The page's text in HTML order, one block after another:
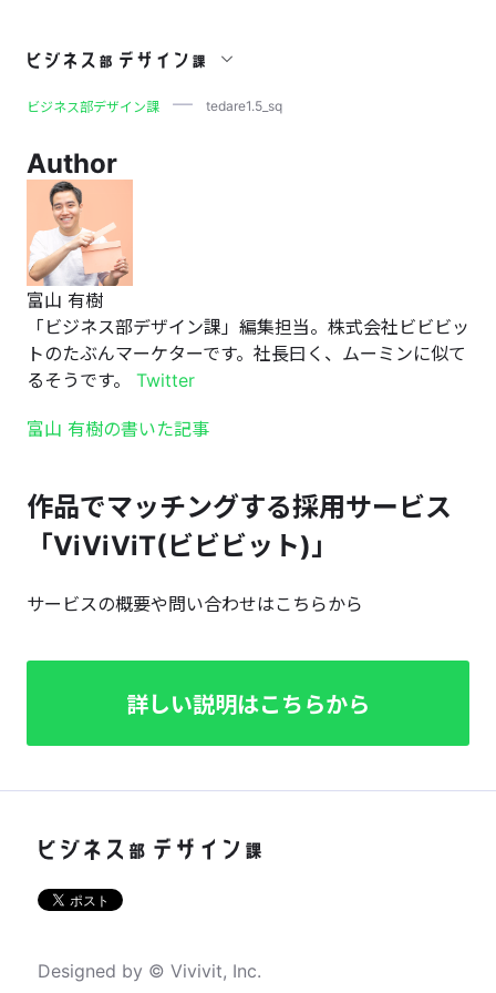
tedare1.5_sq
ビジネス部デザイン課 tedare1.5_sq
Author
富山 有樹
「ビジネス部デザイン課」編集担当。株式会社ビビビッ
トのたぶんマーケターです。社長曰く、ムーミンに似て
るそうです。 Twitter
富山 有樹の書いた記事
作品でマッチングする採用サービス
「ViViViT(ビビビット)」
サービスの概要や問い合わせはこちらから
詳しい説明はこちらから
Designed by © Vivivit, Inc.